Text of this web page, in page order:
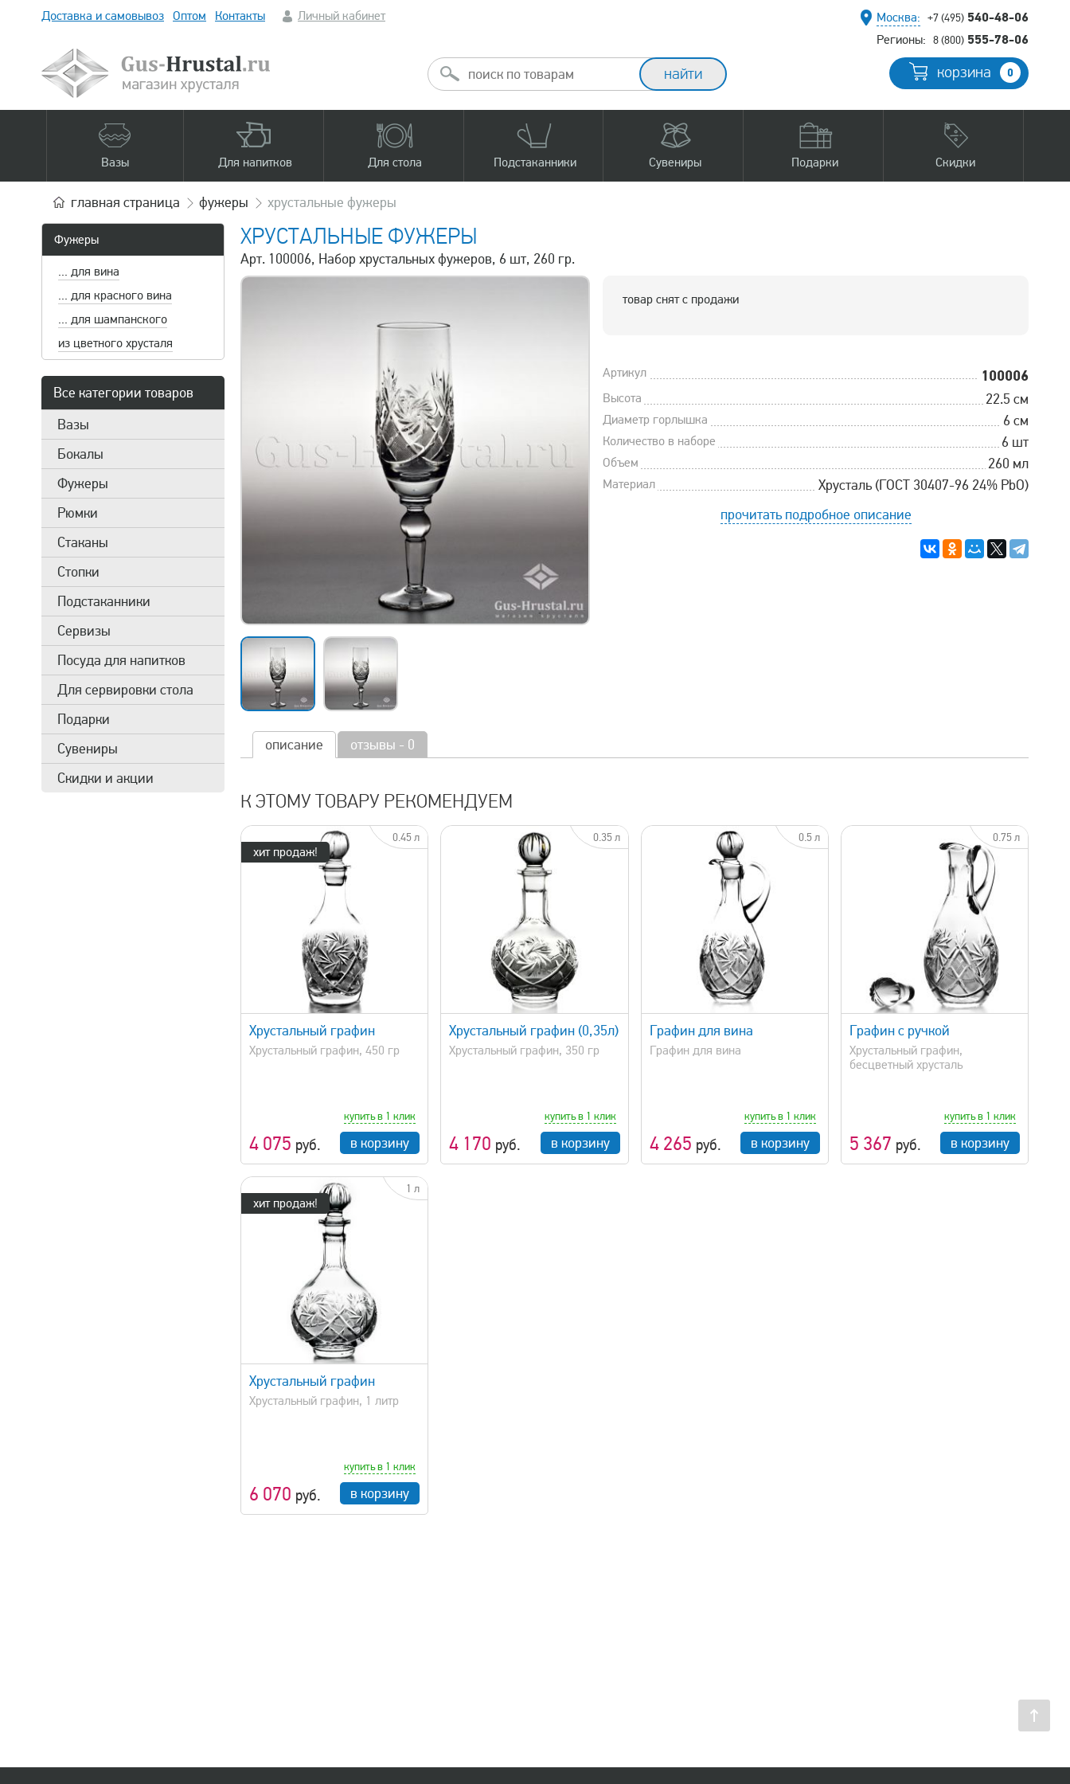
Доставка и самовывоз Оптом Контакты Личный кабинет Москва: +7 (495) 540-48-06
Регионы: 8 (800) 555-78-06
корзина 0
Вазы Для напитков Для стола Подстаканники Сувениры Подарки Скидки
главная страница фужеры хрустальные фужеры
Фужеры
... для вина
... для красного вина
... для шампанского
из цветного хрусталя
Все категории товаров
Вазы
Бокалы
Фужеры
Рюмки
Стаканы
Стопки
Подстаканники
Сервизы
Посуда для напитков
Для сервировки стола
Подарки
Сувениры
Скидки и акции
ХРУСТАЛЬНЫЕ ФУЖЕРЫ
Арт. 100006, Набор хрустальных фужеров, 6 шт, 260 гр.
товар снят с продажи
Артикул 100006
Высота 22.5 см
Диаметр горлышка 6 см
Количество в наборе 6 шт
Объем 260 мл
Материал
Хрусталь (ГОСТ 30407-96 24% PbO)
прочитать подробное описание
описание отзывы - 0
К ЭТОМУ ТОВАРУ РЕКОМЕНДУЕМ
хит продаж!
0.45 л
Хрустальный графин
Хрустальный графин, 450 гр
4 075 руб.
купить в 1 клик
в корзину
0.35 л
быстрый просмотр
Хрустальный графин (0,35л)
Хрустальный графин, 350 гр
4 170 руб.
купить в 1 клик
в корзину
0.5 л
быстрый просмотр
Графин для вина
Графин для вина
4 265 руб.
купить в 1 клик
в корзину
0.75 л
быстрый просмотр
Графин с ручкой
Хрустальный графин,
бесцветный хрусталь
5 367 руб.
купить в 1 клик
в корзину
хит продаж!
1 л
Хрустальный графин
Хрустальный графин, 1 литр
6 070 руб.
купить в 1 клик
в корзину